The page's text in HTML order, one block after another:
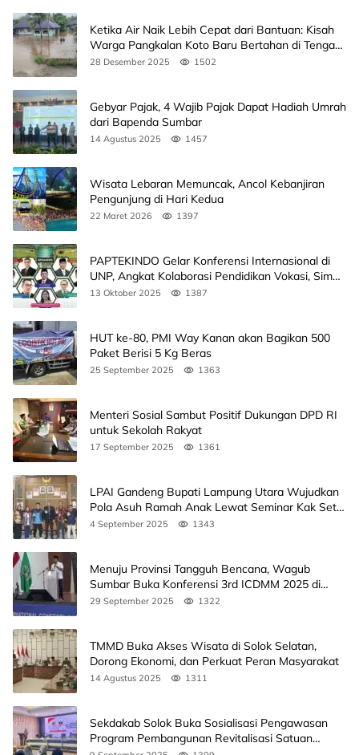
Ketika Air Naik Lebih Cepat dari Bantuan: Kisah
Warga Pangkalan Koto Baru Bertahan di Tengah
Banjir
28 Desember 2025 1502
Gebyar Pajak, 4 Wajib Pajak Dapat Hadiah Umrah
dari Bapenda Sumbar
14 Agustus 2025 1457
Wisata Lebaran Memuncak, Ancol Kebanjiran
Pengunjung di Hari Kedua
22 Maret 2026 1397
PAPTEKINDO Gelar Konferensi Internasional di
UNP, Angkat Kolaborasi Pendidikan Vokasi, Simak
Agendanya
13 Oktober 2025 1387
HUT ke-80, PMI Way Kanan akan Bagikan 500
Paket Berisi 5 Kg Beras
25 September 2025 1363
Menteri Sosial Sambut Positif Dukungan DPD RI
untuk Sekolah Rakyat
17 September 2025 1361
LPAI Gandeng Bupati Lampung Utara Wujudkan
Pola Asuh Ramah Anak Lewat Seminar Kak Seto,
Ini Jadwalnya
4 September 2025 1343
Menuju Provinsi Tangguh Bencana, Wagub
Sumbar Buka Konferensi 3rd ICDMM 2025 di
Unand
29 September 2025 1322
TMMD Buka Akses Wisata di Solok Selatan,
Dorong Ekonomi, dan Perkuat Peran Masyarakat
14 Agustus 2025 1311
Sekdakab Solok Buka Sosialisasi Pengawasan
Program Pembangunan Revitalisasi Satuan